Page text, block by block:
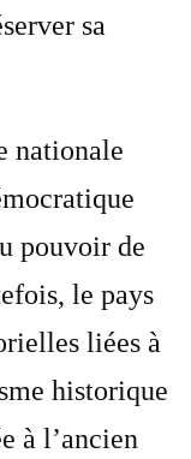
sa
nationale
pouvoir de
le pays
liées à
historique
à l’ancien